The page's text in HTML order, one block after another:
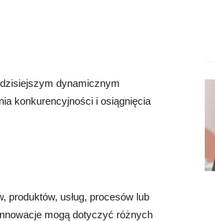
dynamicznym
konkurencyjności i osiągnięcia
produktów, usług, procesów lub
mogą dotyczyć różnych